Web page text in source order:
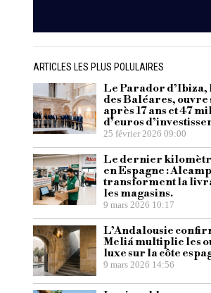
ARTICLES LES PLUS POLULAIRES
Le Parador
des Baléares, ouvre
après 17 ans et 47
d’euros
25 février 2026 09:00
Le dernier
en Espagne :
transforment la
les magasins.
9 mars 2026 10:17
L’Andalousie
Meliá multiplie les
luxe sur la côte
9 mars 2026 14:56